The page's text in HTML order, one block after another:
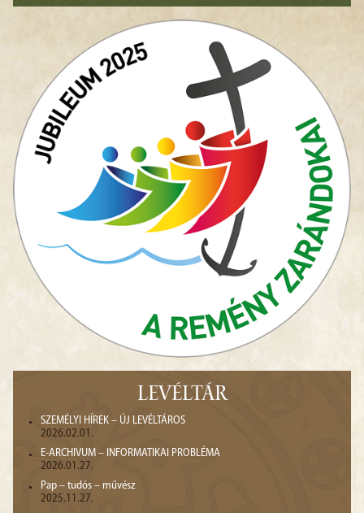
LEVÉLTÁR
SZEMÉLYI HÍREK – ÚJ LEVÉLTÁROS
2026.02.01.
E-ARCHIVUM – INFORMATIKAI PROBLÉMA
2026.01.27.
Pap – tudós – művész
2025.11.27.